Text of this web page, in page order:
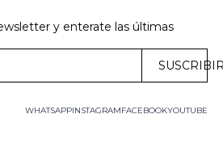
y enterate las últimas
WHATSAPP FACEBOOKYOUTUBE
INSTAGRAM